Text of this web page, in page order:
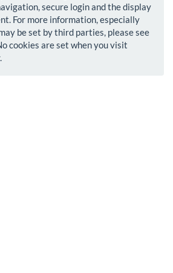
secure login and the display
For more information, especially
be set by third parties, please see
cookies are set when you visit